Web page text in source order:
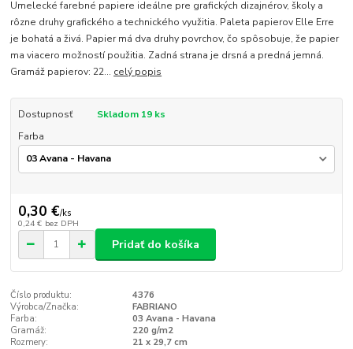
Umelecké farebné papiere ideálne pre grafických dizajnérov, školy a
rôzne druhy grafického a technického využitia. Paleta papierov Elle Erre
je bohatá a živá. Papier má dva druhy povrchov, čo spôsobuje, že papier
ma viacero možností použitia. Zadná strana je drsná a predná jemná.
Gramáž papierov: 22... celý popis
Dostupnosť
Skladom 19 ks
Farba
0,30 €/ks
0,24 € bez DPH
Pridať do košíka
Číslo produktu:
4376
Výrobca/Značka:
FABRIANO
Farba:
03 Avana - Havana
Gramáž:
220 g/m2
Rozmery:
21 x 29,7 cm